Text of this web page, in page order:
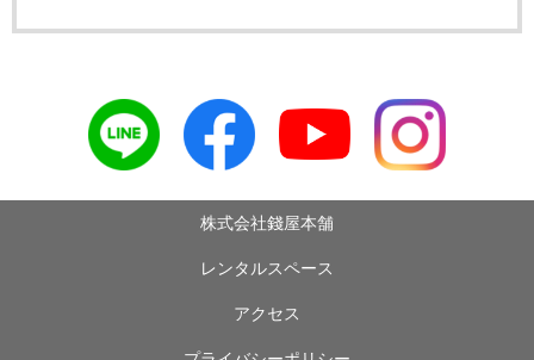
株式会社錢屋本舗
レンタルスペース
アクセス